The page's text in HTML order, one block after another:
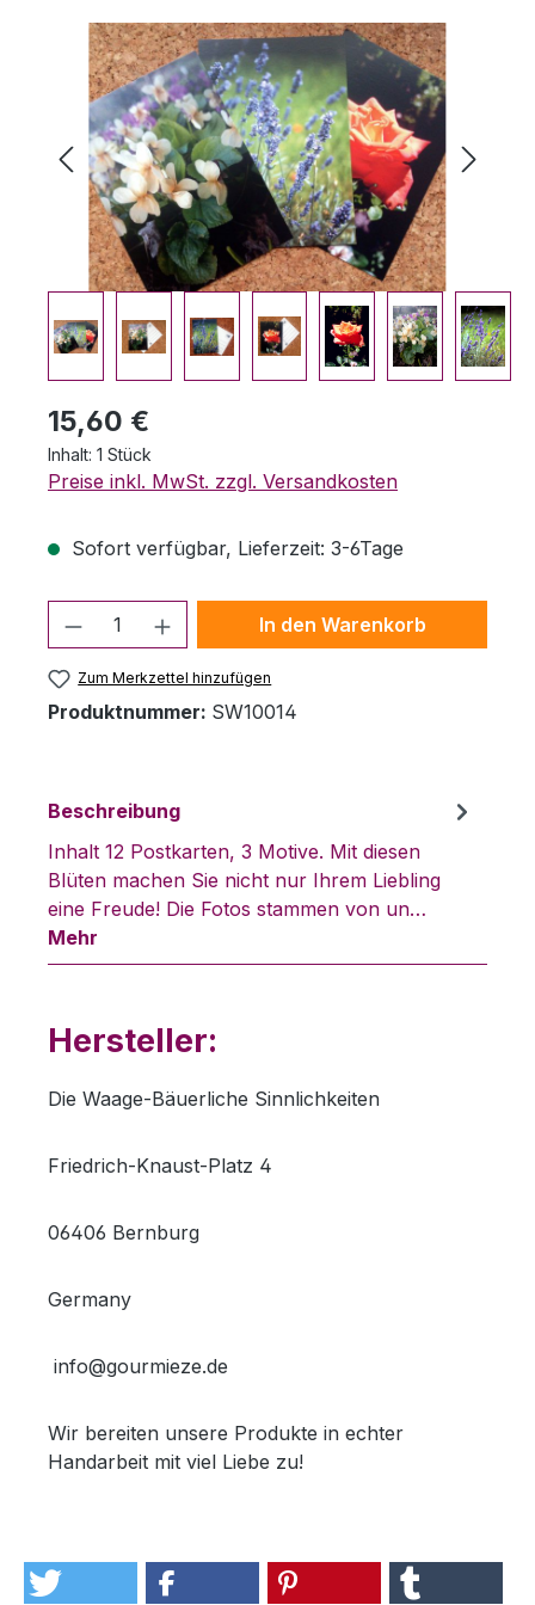
Regulärer Preis:
15,60 €
Inhalt: 1 Stück
Preise inkl. MwSt. zzgl. Versandkosten
Sofort verfügbar, Lieferzeit: 3-6Tage
Produkt Anzahl: Gib den
In den Warenkorb
Zum Merkzettel hinzufügen
Produktnummer: SW10014
Beschreibung
Inhalt 12 Postkarten, 3 Motive. Mit diesen
Blüten machen Sie nicht nur Ihrem Liebling
eine Freude! Die Fotos stammen von un…
Mehr
Hersteller:
Die Waage-Bäuerliche Sinnlichkeiten
Friedrich-Knaust-Platz 4
06406 Bernburg
Germany
info@gourmieze.de
Wir bereiten unsere Produkte in echter
Handarbeit mit viel Liebe zu!